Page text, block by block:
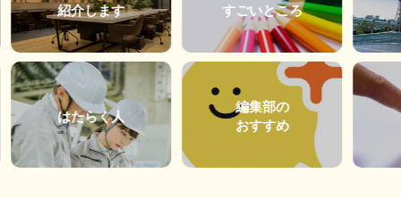
紹介します
はたらく人
すごいところ
編集部の
おすすめ